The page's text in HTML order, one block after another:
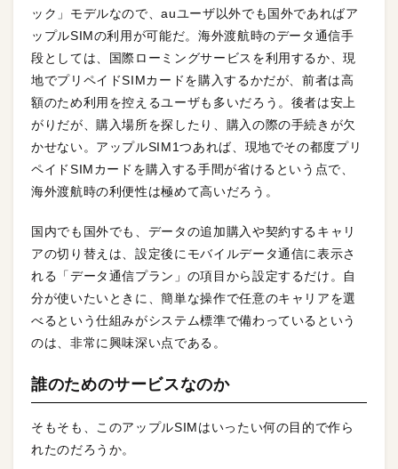
ック」モデルなので、auユーザ以外でも国外であればア
ップルSIMの利用が可能だ。海外渡航時のデータ通信手
段としては、国際ローミングサービスを利用するか、現
地でプリペイドSIMカードを購入するかだが、前者は高
額のため利用を控えるユーザも多いだろう。後者は安上
がりだが、購入場所を探したり、購入の際の手続きが欠
かせない。アップルSIM1つあれば、現地でその都度プリ
ペイドSIMカードを購入する手間が省けるという点で、
海外渡航時の利便性は極めて高いだろう。
国内でも国外でも、データの追加購入や契約するキャリ
アの切り替えは、設定後にモバイルデータ通信に表示さ
れる「データ通信プラン」の項目から設定するだけ。自
分が使いたいときに、簡単な操作で任意のキャリアを選
べるという仕組みがシステム標準で備わっているという
のは、非常に興味深い点である。
誰のためのサービスなのか
そもそも、このアップルSIMはいったい何の目的で作ら
れたのだろうか。